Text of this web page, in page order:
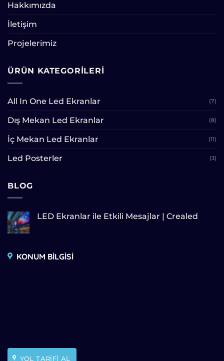
Hakkımızda
İletişim
Projelerimiz
ÜRÜN KATEGORILERI
All In One Led Ekranlar (7)
Dış Mekan Led Ekranlar (8)
İç Mekan Led Ekranlar (11)
Led Posterler (3)
BLOG
LED Ekranlar ile Etkili Mesajlar | Crealed
KONUM BİLGİSİ
YOL TARİFİ AL